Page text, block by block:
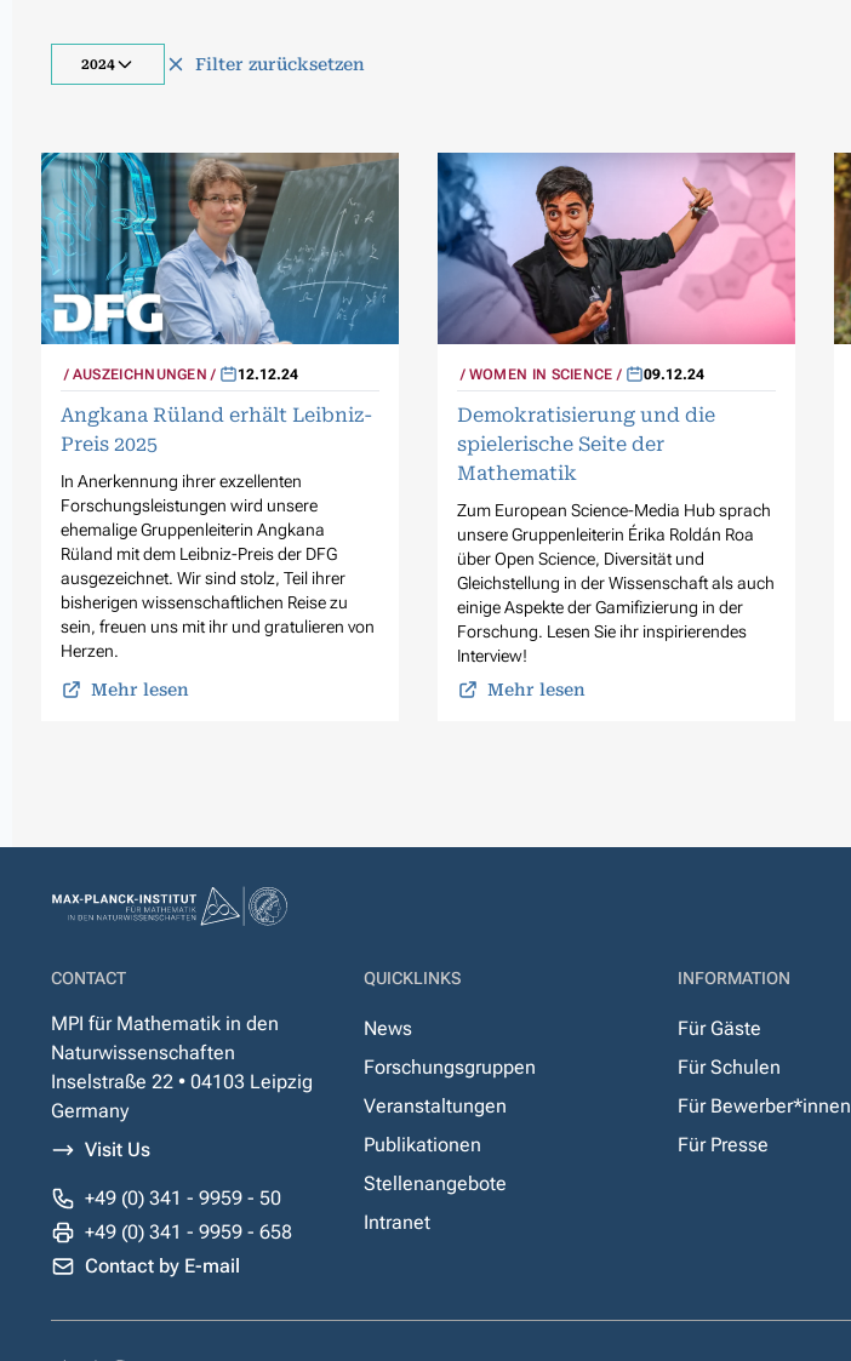
2024 Filter zurücksetzen
AUSZEICHNUNGEN 12.12.24
Angkana Rüland erhält Leibniz-
Preis 2025
In Anerkennung ihrer exzellenten
Forschungsleistungen wird unsere
ehemalige Gruppenleiterin Angkana
Rüland mit dem Leibniz-Preis der DFG
ausgezeichnet. Wir sind stolz, Teil ihrer
bisherigen wissenschaftlichen Reise zu
sein, freuen uns mit ihr und gratulieren von
Herzen.
Mehr lesen
WOMEN IN SCIENCE 09.12.24
Demokratisierung und die
spielerische Seite der
Mathematik
Zum European Science-Media Hub sprach
unsere Gruppenleiterin Érika Roldán Roa
über Open Science, Diversität und
Gleichstellung in der Wissenschaft als auch
einige Aspekte der Gamifizierung in der
Forschung. Lesen Sie ihr inspirierendes
Interview!
Mehr lesen
CONTACT
MPI für Mathematik in den
Naturwissenschaften
Inselstraße 22 • 04103 Leipzig
Germany
Visit Us
+49 (0) 341 - 9959 - 50
+49 (0) 341 - 9959 - 658
Contact by E-mail
QUICKLINKS
News
Forschungsgruppen
Veranstaltungen
Publikationen
Stellenangebote
Intranet
INFORMATION
Für Gäste
Für Schulen
Für Bewerber*innen
Für Presse